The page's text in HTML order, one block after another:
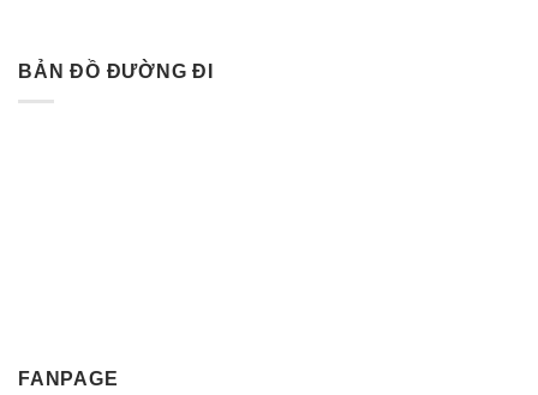
BẢN ĐỒ ĐƯỜNG ĐI
FANPAGE